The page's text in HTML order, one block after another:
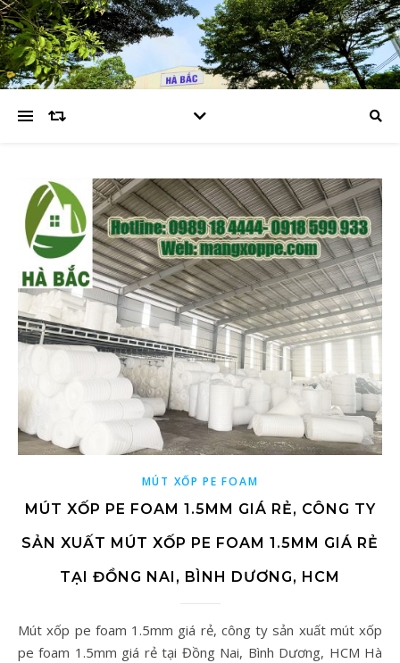
MÚT XỐP PE FOAM
MÚT XỐP PE FOAM 1.5MM GIÁ RẺ, CÔNG TY
SẢN XUẤT MÚT XỐP PE FOAM 1.5MM GIÁ RẺ
TẠI ĐỒNG NAI, BÌNH DƯƠNG, HCM
Mút xốp pe foam 1.5mm giá rẻ, công ty sản xuất mút xốp
pe foam 1.5mm giá rẻ tại Đồng Nai, Bình Dương, HCM Hà